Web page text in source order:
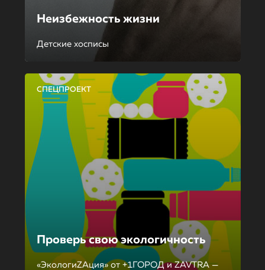
Неизбежность жизни
Детские хосписы
СПЕЦПРОЕКТ
Проверь свою экологичность
«ЭкологиZAция» от +1ГОРОД и ZAVTRA —